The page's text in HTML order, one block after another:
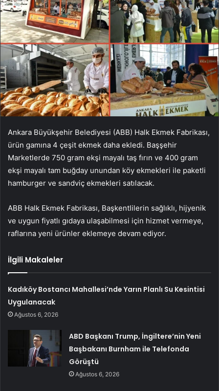
Ankara Büyükşehir Belediyesi (ABB) Halk Ekmek Fabrikası,
ürün gamına 4 çeşit ekmek daha ekledi. Başşehir
Marketlerde 750 gram ekşi mayalı taş fırın ve 400 gram
ekşi mayalı tam buğday unundan köy ekmekleri ile paketli
hamburger ve sandviç ekmekleri satılacak.
ABB Halk Ekmek Fabrikası, Başkentlilerin sağlıklı, hijyenik
ve uygun fiyatlı gıdaya ulaşabilmesi için hizmet vermeye,
raflarına yeni ürünler eklemeye devam ediyor.
İlgili Makaleler
Kadıköy Bostancı Mahallesi’nde Yarın Planlı Su Kesintisi
Uygulanacak
Ağustos 6, 2026
ABD Başkanı Trump, İngiltere’nin Yeni
Başbakanı Burnham ile Telefonda
Görüştü
Ağustos 6, 2026